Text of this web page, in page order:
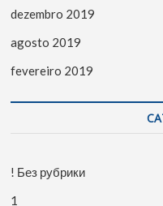
dezembro 2019
agosto 2019
fevereiro 2019
! Без рубрики
1